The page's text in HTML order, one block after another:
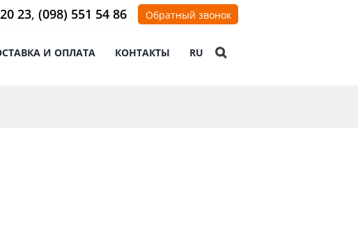
23, (098) 551 54 86 Обратный звонок
И ОПЛАТА КОНТАКТЫ RU